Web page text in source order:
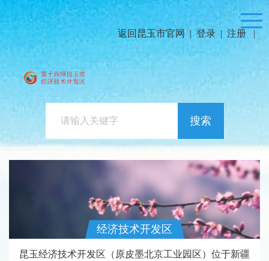
返回昆玉市官网 | 登录 | 注册 |
搜索
经济技术开发区
昆玉经济技术开发区（原皮墨北京工业园区）位于新疆